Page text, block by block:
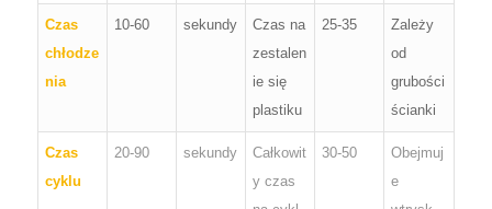
Czas
chłodze
nia
10-60 sekundy
Czas na
zestalen
ie się
plastiku
25-35
Zależy
od
grubości
ścianki
Czas
cyklu
20-90 sekundy
Całkowit
y czas
30-50
Obejmuj
e